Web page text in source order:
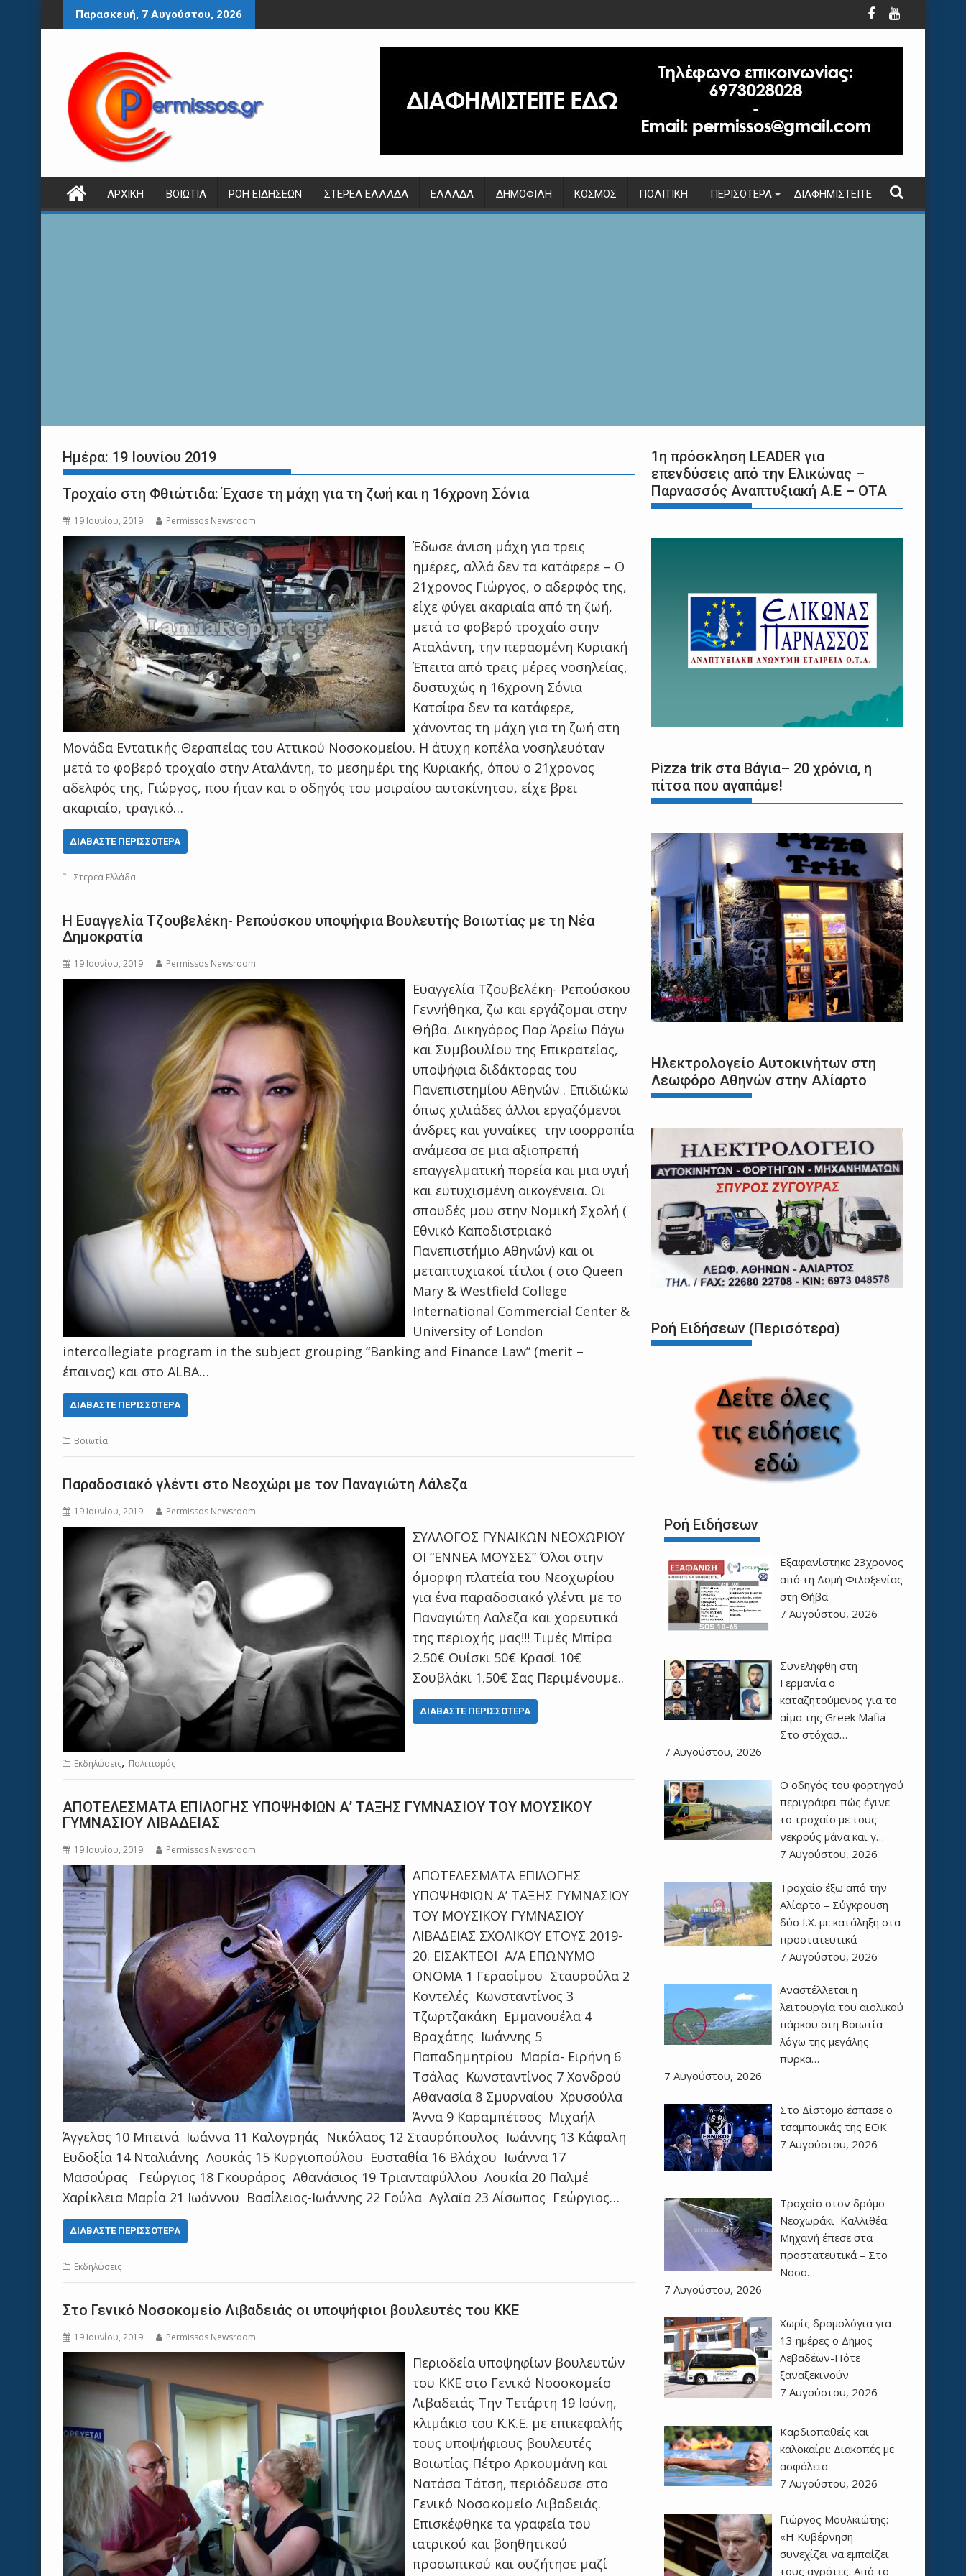
Περάστε
στο
Παρασκευή, 7 Αυγούστου, 2026
ΑΡΧΙΚΉ ΒΟΙΩΤΊΑ ΡΟΉ ΕΙΔΉΣΕΩΝ ΣΤΕΡΕΆ ΕΛΛΆΔΑ ΕΛΛΆΔΑ ΔΗΜΟΦΙΛΉ ΚΌΣΜΟΣ ΠΟΛΙΤΙΚΉ ΠΕΡΙΣΌΤΕΡΑ ΔΙΑΦΗΜΙΣΤΕΊΤΕ
Ημέρα: 19 Ιουνίου 2019
Τροχαίο στη Φθιώτιδα: Έχασε τη μάχη για τη ζωή και η 16χρονη Σόνια
19 Ιουνίου, 2019 Permissos Newsroom
Έδωσε άνιση μάχη για τρεις
ημέρες, αλλά δεν τα κατάφερε – Ο
21χρονος Γιώργος, ο αδερφός της,
είχε φύγει ακαριαία από τη ζωή,
μετά το φοβερό τροχαίο στην
Αταλάντη, την περασμένη Κυριακή
Έπειτα από τρεις μέρες νοσηλείας,
δυστυχώς η 16χρονη Σόνια
Κατσίφα δεν τα κατάφερε,
χάνοντας τη μάχη για τη ζωή στη
Μονάδα Εντατικής Θεραπείας του Αττικού Νοσοκομείου. Η άτυχη κοπέλα νοσηλευόταν
μετά το φοβερό τροχαίο στην Αταλάντη, το μεσημέρι της Κυριακής, όπου ο 21χρονος
αδελφός της, Γιώργος, που ήταν και ο οδηγός του μοιραίου αυτοκίνητου, είχε βρει
ακαριαίο, τραγικό…
ΔΙΑΒΆΣΤΕ ΠΕΡΙΣΣΌΤΕΡΑ
Στερεά Ελλάδα
Η Ευαγγελία Τζουβελέκη- Ρεπούσκου υποψήφια Βουλευτής Βοιωτίας με τη Νέα
Δημοκρατία
19 Ιουνίου, 2019 Permissos Newsroom
Ευαγγελία Τζουβελέκη- Ρεπούσκου
Γεννήθηκα, ζω και εργάζομαι στην
Θήβα. Δικηγόρος Παρ΄ Αρείω Πάγω
και Συμβουλίου της Επικρατείας,
υποψήφια διδάκτορας του
Πανεπιστημίου Αθηνών . Επιδιώκω
όπως χιλιάδες άλλοι εργαζόμενοι
άνδρες και γυναίκες την ισορροπία
ανάμεσα σε μια αξιοπρεπή
επαγγελματική πορεία και μια υγιή
και ευτυχισμένη οικογένεια. Οι
σπουδές μου στην Νομική Σχολή (
Εθνικό Καποδιστριακό
Πανεπιστήμιο Αθηνών) και οι
μεταπτυχιακοί τίτλοι ( στο Queen
Mary & Westfield College
International Commercial Center &
University of London
intercollegiate program in the subject grouping “Banking and Finance Law” (merit –
έπαινος) και στο ALBA…
ΔΙΑΒΆΣΤΕ ΠΕΡΙΣΣΌΤΕΡΑ
Βοιωτία
Παραδοσιακό γλέντι στο Νεοχώρι με τον Παναγιώτη Λάλεζα
19 Ιουνίου, 2019 Permissos Newsroom
ΣΥΛΛΟΓΟΣ ΓΥΝΑΙΚΩΝ ΝΕΟΧΩΡΙΟΥ
ΟΙ “ΕΝΝΕΑ ΜΟΥΣΕΣ” Όλοι στην
όμορφη πλατεία του Νεοχωρίου
για ένα παραδοσιακό γλέντι με το
Παναγιώτη Λαλεζα και χορευτικά
της περιοχής μας!!! Τιμές Μπίρα
2.50€ Ουίσκι 50€ Κρασί 10€
Σουβλάκι 1.50€ Σας Περιμένουμε..
ΔΙΑΒΆΣΤΕ ΠΕΡΙΣΣΌΤΕΡΑ
Εκδηλώσεις, Πολιτισμός
ΑΠΟΤΕΛΕΣΜΑΤΑ ΕΠΙΛΟΓΗΣ ΥΠΟΨΗΦΙΩΝ Α’ ΤΑΞΗΣ ΓΥΜΝΑΣΙΟΥ ΤΟΥ ΜΟΥΣΙΚΟΥ
ΓΥΜΝΑΣΙΟΥ ΛΙΒΑΔΕΙΑΣ
19 Ιουνίου, 2019 Permissos Newsroom
ΑΠΟΤΕΛΕΣΜΑΤΑ ΕΠΙΛΟΓΗΣ
ΥΠΟΨΗΦΙΩΝ Α’ ΤΑΞΗΣ ΓΥΜΝΑΣΙΟΥ
ΤΟΥ ΜΟΥΣΙΚΟΥ ΓΥΜΝΑΣΙΟΥ
ΛΙΒΑΔΕΙΑΣ ΣΧΟΛΙΚΟΥ ΕΤΟΥΣ 2019-
20. ΕΙΣΑΚΤΕΟΙ Α/Α ΕΠΩΝΥΜΟ
ΟΝΟΜΑ 1 Γερασίμου Σταυρούλα 2
Κοντελές Κωνσταντίνος 3
Τζωρτζακάκη Εμμανουέλα 4
Βραχάτης Ιωάννης 5
Παπαδημητρίου Μαρία- Ειρήνη 6
Τσάλας Κωνσταντίνος 7 Χονδρού
Αθανασία 8 Σμυρναίου Χρυσούλα
Άννα 9 Καραμπέτσος Μιχαήλ
Άγγελος 10 Μπεϊνά Ιωάννα 11 Καλογρηάς Νικόλαος 12 Σταυρόπουλος Ιωάννης 13 Κάφαλη
Ευδοξία 14 Νταλιάνης Λουκάς 15 Κυργιοπούλου Ευσταθία 16 Βλάχου Ιωάννα 17
Μασούρας Γεώργιος 18 Γκουράρος Αθανάσιος 19 Τριανταφύλλου Λουκία 20 Παλμέ
Χαρίκλεια Μαρία 21 Ιωάννου Βασίλειος-Ιωάννης 22 Γούλα Αγλαϊα 23 Αίσωπος Γεώργιος…
ΔΙΑΒΆΣΤΕ ΠΕΡΙΣΣΌΤΕΡΑ
Εκδηλώσεις
Στο Γενικό Νοσοκομείο Λιβαδειάς οι υποψήφιοι βουλευτές του ΚΚΕ
19 Ιουνίου, 2019 Permissos Newsroom
Περιοδεία υποψηφίων βουλευτών
του ΚΚΕ στο Γενικό Νοσοκομείο
Λιβαδειάς Tην Τετάρτη 19 Ιούνη,
κλιμάκιο του Κ.Κ.Ε. με επικεφαλής
τους υποψήφιους βουλευτές
Βοιωτίας Πέτρο Αρκουμάνη και
Νατάσα Τάτση, περιόδευσε στο
Γενικό Νοσοκομείο Λιβαδειάς.
Επισκέφθηκε τα γραφεία του
ιατρικού και βοηθητικού
προσωπικού και συζήτησε μαζί
1η πρόσκληση LEADER για
επενδύσεις από την Ελικώνας –
Παρνασσός Αναπτυξιακή Α.Ε – ΟΤΑ
Pizza trik στα Βάγια– 20 χρόνια, η
πίτσα που αγαπάμε!
Ηλεκτρολογείο Αυτοκινήτων στη
Λεωφόρο Αθηνών στην Αλίαρτο
Ροή Ειδήσεων (Περισότερα)
Ροή Ειδήσεων
Εξαφανίστηκε 23χρονος
από τη Δομή Φιλοξενίας
στη Θήβα
7 Αυγούστου, 2026
Συνελήφθη στη
Γερμανία ο
καταζητούμενος για το
αίμα της Greek Mafia –
Στο στόχασ…
7 Αυγούστου, 2026
Ο οδηγός του φορτηγού
περιγράφει πώς έγινε
το τροχαίο με τους
νεκρούς μάνα και γ…
7 Αυγούστου, 2026
Τροχαίο έξω από την
Αλίαρτο – Σύγκρουση
δύο Ι.Χ. με κατάληξη στα
προστατευτικά
7 Αυγούστου, 2026
Αναστέλλεται η
λειτουργία του αιολικού
πάρκου στη Βοιωτία
λόγω της μεγάλης
πυρκα…
7 Αυγούστου, 2026
Στο Δίστομο έσπασε ο
τσαμπουκάς της ΕΟΚ
7 Αυγούστου, 2026
Τροχαίο στον δρόμο
Νεοχωράκι–Καλλιθέα:
Μηχανή έπεσε στα
προστατευτικά – Στο
Νοσο…
7 Αυγούστου, 2026
Χωρίς δρομολόγια για
13 ημέρες ο Δήμος
Λεβαδέων-Πότε
ξαναξεκινούν
7 Αυγούστου, 2026
Καρδιοπαθείς και
καλοκαίρι: Διακοπές με
ασφάλεια
7 Αυγούστου, 2026
Γιώργος Μουλκιώτης:
«Η Κυβέρνηση
συνεχίζει να εμπαίζει
τους αγρότες. Από το